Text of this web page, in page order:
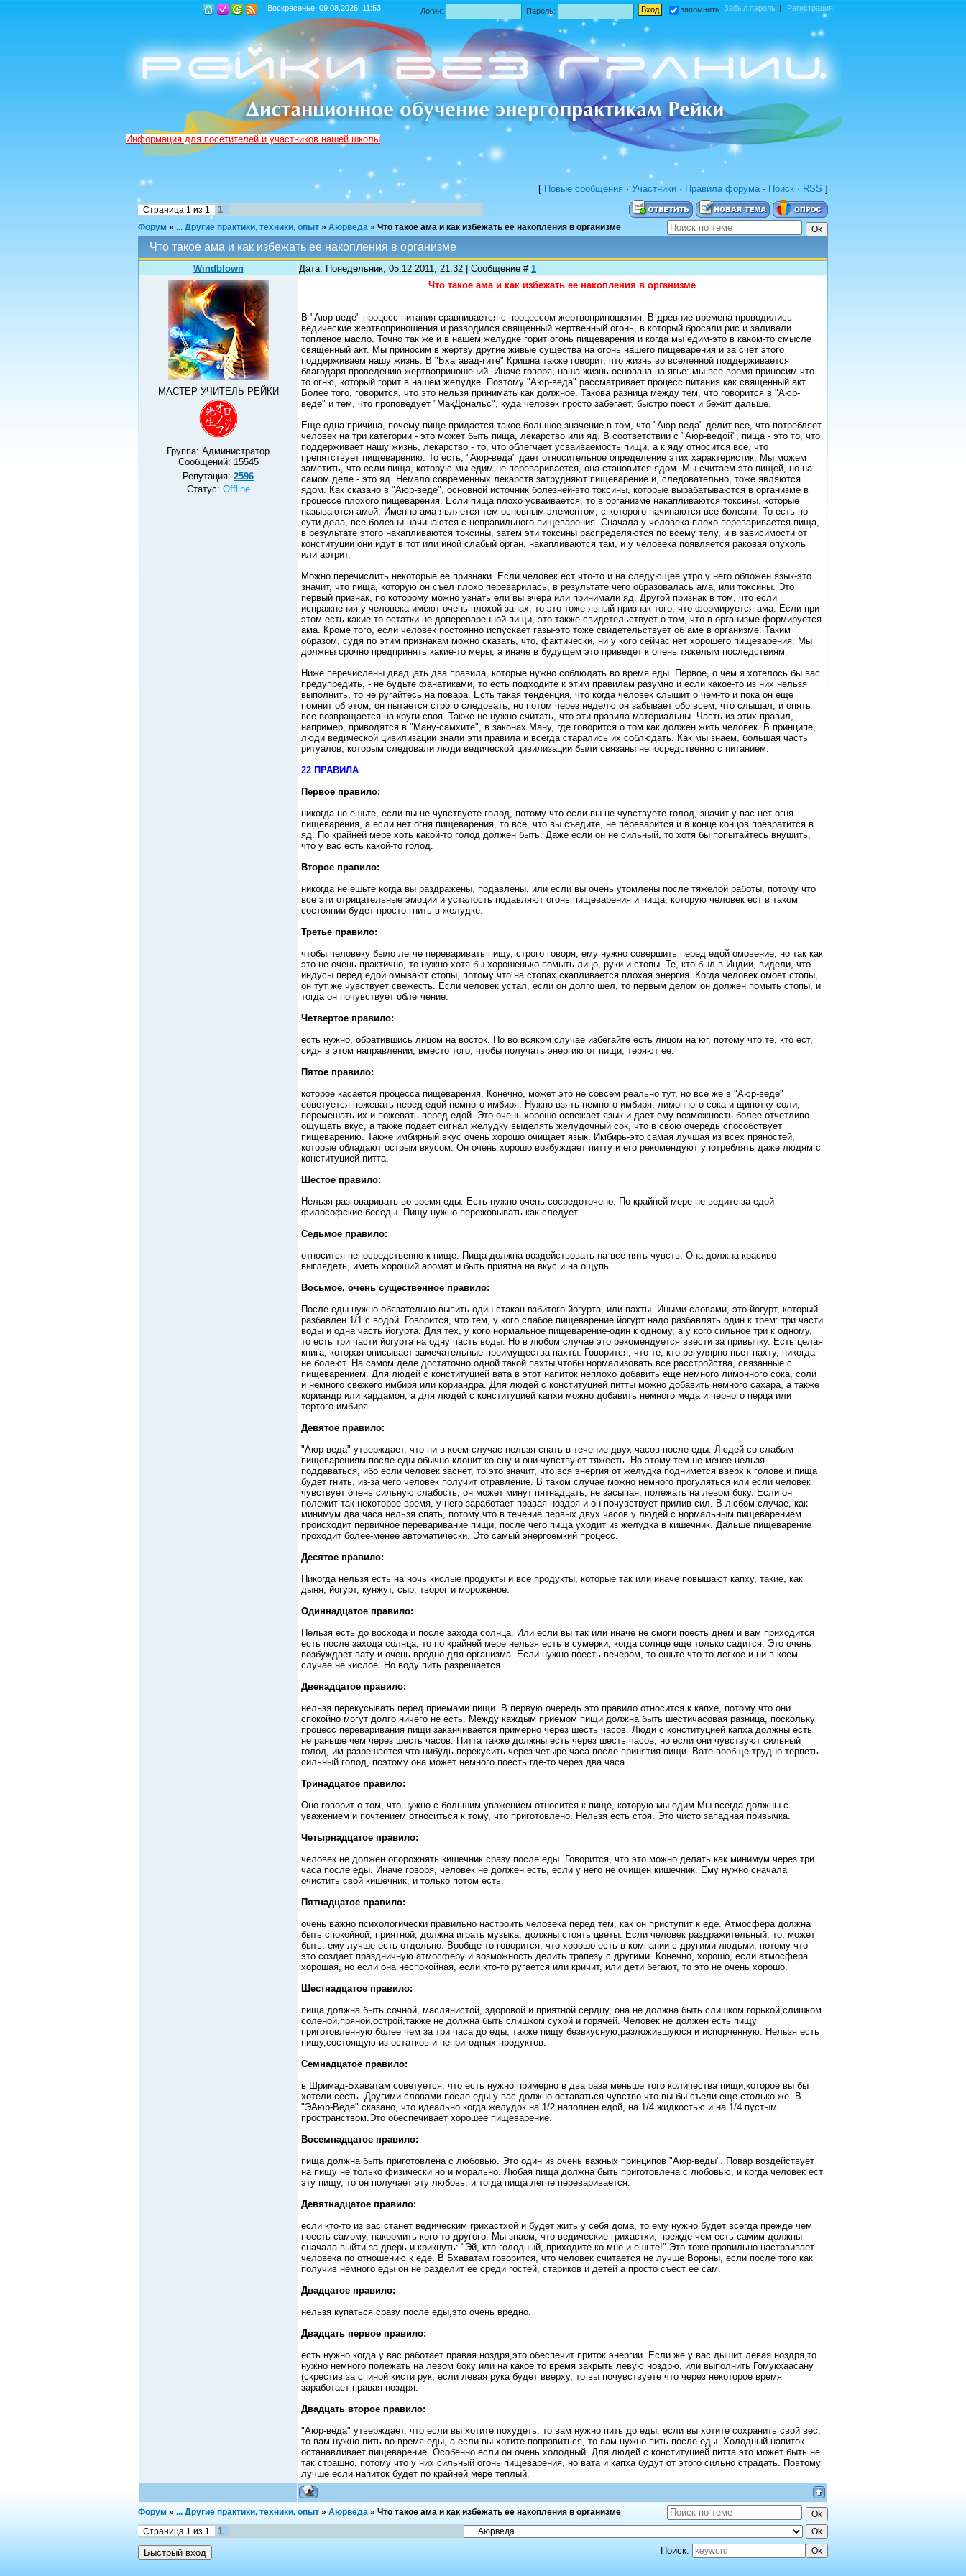
Воскресенье, 09.08.2026, 11:53 Логин: Пароль: запомнить Забыл пароль | Регистрация
Информация для посетителей и участников нашей школы
[ Новые сообщения · Участники · Правила форума · Поиск · RSS ]
Страница 1 из 1 1
Форум » ... Другие практики, техники, опыт » Аюрведа » Что такое ама и как избежать ее накопления в организме
Что такое ама и как избежать ее накопления в организме
Windblown Дата: Понедельник, 05.12.2011, 21:32 | Сообщение # 1
МАСТЕР-УЧИТЕЛЬ РЕЙКИ
Группа: Администратор
Сообщений: 15545
Репутация: 2596
Статус: Offline
Что такое ама и как избежать ее накопления в организме
В "Аюр-веде" процесс питания сравнивается с процессом жертвоприношения. В древние времена проводились
ведические жертвоприношения и разводился священный жертвенный огонь, в который бросали рис и заливали
топленое масло. Точно так же и в нашем желудке горит огонь пищеварения и когда мы едим-это в каком-то смысле
священный акт. Мы приносим в жертву другие живые существа на огонь нашего пищеварения и за счет этого
поддерживаем нашу жизнь. В "Бхагавад-гите" Кришна также говорит, что жизнь во вселенной поддерживается
благодаря проведению жертвоприношений. Иначе говоря, наша жизнь основана на ягье: мы все время приносим что-
то огню, который горит в нашем желудке. Поэтому "Аюр-веда" рассматривает процесс питания как священный акт.
Более того, говорится, что это нельзя принимать как должное. Такова разница между тем, что говорится в "Аюр-
веде" и тем, что проповедует "МакДональс", куда человек просто забегает, быстро поест и бежит дальше.
Еще одна причина, почему пище придается такое большое значение в том, что "Аюр-веда" делит все, что потребляет
человек на три категории - это может быть пища, лекарство или яд. В соответствии с "Аюр-ведой", пища - это то, что
поддерживает нашу жизнь, лекарство - то, что облегчает усваиваемость пищи, а к яду относится все, что
препятствует пищеварению. То есть, "Аюр-веда" дает относительное определение этих характеристик. Мы можем
заметить, что если пища, которую мы едим не переваривается, она становится ядом. Мы считаем это пищей, но на
самом деле - это яд. Немало современных лекарств затрудняют пищеварение и, следовательно, тоже являются
ядом. Как сказано в "Аюр-веде", основной источник болезней-это токсины, которые вырабатываются в организме в
процессе плохого пищеварения. Если пища плохо усваивается, то в организме накапливаются токсины, которые
называются амой. Именно ама является тем основным элементом, с которого начинаются все болезни. То есть по
сути дела, все болезни начинаются с неправильного пищеварения. Сначала у человека плохо переваривается пища,
в результате этого накапливаются токсины, затем эти токсины распределяются по всему телу, и в зависимости от
конституции они идут в тот или иной слабый орган, накапливаются там, и у человека появляется раковая опухоль
или артрит.
Можно перечислить некоторые ее признаки. Если человек ест что-то и на следующее утро у него обложен язык-это
значит, что пища, которую он съел плохо переварилась, в результате чего образовалась ама, или токсины. Это
первый признак, по которому можно узнать ели вы вчера или принимали яд. Другой признак в том, что если
испражнения у человека имеют очень плохой запах, то это тоже явный признак того, что формируется ама. Если при
этом есть какие-то остатки не допереваренной пищи, это также свидетельствует о том, что в организме формируется
ама. Кроме того, если человек постоянно испускает газы-это тоже свидетельствует об аме в организме. Таким
образом, судя по этим признакам можно сказать, что, фактически, ни у кого сейчас нет хорошего пищеварения. Мы
должны срочно предпринять какие-то меры, а иначе в будущем это приведет к очень тяжелым последствиям.
Ниже перечислены двадцать два правила, которые нужно соблюдать во время еды. Первое, о чем я хотелось бы вас
предупредить, - не будьте фанатиками, то есть подходите к этим правилам разумно и если какое-то из них нельзя
выполнить, то не ругайтесь на повара. Есть такая тенденция, что когда человек слышит о чем-то и пока он еще
помнит об этом, он пытается строго следовать, но потом через неделю он забывает обо всем, что слышал, и опять
все возвращается на круги своя. Также не нужно считать, что эти правила материальны. Часть из этих правил,
например, приводятся в "Ману-самхите", в законах Ману, где говорится о том как должен жить человек. В принципе,
люди ведической цивилизации знали эти правила и всегда старались их соблюдать. Как мы знаем, большая часть
ритуалов, которым следовали люди ведической цивилизации были связаны непосредственно с питанием.
22 ПРАВИЛА
Первое правило:
никогда не ешьте, если вы не чувствуете голод, потому что если вы не чувствуете голод, значит у вас нет огня
пищеварения, а если нет огня пищеварения, то все, что вы съедите, не переварится и в конце концов превратится в
яд. По крайней мере хоть какой-то голод должен быть. Даже если он не сильный, то хотя бы попытайтесь внушить,
что у вас есть какой-то голод.
Второе правило:
никогда не ешьте когда вы раздражены, подавлены, или если вы очень утомлены после тяжелой работы, потому что
все эти отрицательные эмоции и усталость подавляют огонь пищеварения и пища, которую человек ест в таком
состоянии будет просто гнить в желудке.
Третье правило:
чтобы человеку было легче переваривать пищу, строго говоря, ему нужно совершить перед едой омовение, но так как
это не очень практично, то нужно хотя бы хорошенько помыть лицо, руки и стопы. Те, кто был в Индии, видели, что
индусы перед едой омывают стопы, потому что на стопах скапливается плохая энергия. Когда человек омоет стопы,
он тут же чувствует свежесть. Если человек устал, если он долго шел, то первым делом он должен помыть стопы, и
тогда он почувствует облегчение.
Четвертое правило:
есть нужно, обратившись лицом на восток. Но во всяком случае избегайте есть лицом на юг, потому что те, кто ест,
сидя в этом направлении, вместо того, чтобы получать энергию от пищи, теряют ее.
Пятое правило:
которое касается процесса пищеварения. Конечно, может это не совсем реально тут, но все же в "Аюр-веде"
советуется пожевать перед едой немного имбиря. Нужно взять немного имбиря, лимонного сока и щипотку соли,
перемешать их и пожевать перед едой. Это очень хорошо освежает язык и дает ему возможность более отчетливо
ощущать вкус, а также подает сигнал желудку выделять желудочный сок, что в свою очередь способствует
пищеварению. Также имбирный вкус очень хорошо очищает язык. Имбирь-это самая лучшая из всех пряностей,
которые обладают острым вкусом. Он очень хорошо возбуждает питту и его рекомендуют употреблять даже людям с
конституцией питта.
Шестое правило:
Нельзя разговаривать во время еды. Есть нужно очень сосредоточено. По крайней мере не ведите за едой
философские беседы. Пищу нужно пережовывать как следует.
Седьмое правило:
относится непосредственно к пище. Пища должна воздействовать на все пять чувств. Она должна красиво
выглядеть, иметь хороший аромат и быть приятна на вкус и на ощупь.
Восьмое, очень существенное правило:
После еды нужно обязательно выпить один стакан взбитого йогурта, или пахты. Иными словами, это йогурт, который
разбавлен 1/1 с водой. Говорится, что тем, у кого слабое пищеварение йогурт надо разбавлять один к трем: три части
воды и одна часть йогурта. Для тех, у кого нормальное пищеварение-один к одному, а у кого сильное три к одному,
то есть три части йогурта на одну часть воды. Но в любом случае это рекомендуется ввести за привычку. Есть целая
книга, которая описывает замечательные преимущества пахты. Говорится, что те, кто регулярно пьет пахту, никогда
не болеют. На самом деле достаточно одной такой пахты,чтобы нормализовать все расстройства, связанные с
пищеварением. Для людей с конституцией вата в этот напиток неплохо добавить еще немного лимонного сока, соли
и немного свежего имбиря или кориандра. Для людей с конституцией питты можно добавить немного сахара, а также
кориандр или кардамон, а для людей с конституцией капхи можно добавить немного меда и черного перца или
тертого имбиря.
Девятое правило:
"Аюр-веда" утверждает, что ни в коем случае нельзя спать в течение двух часов после еды. Людей со слабым
пищеварениям после еды обычно клонит ко сну и они чувствуют тяжесть. Но этому тем не менее нельзя
поддаваться, ибо если человек заснет, то это значит, что вся энергия от желудка поднимется вверх к голове и пища
будет гнить, из-за чего человек получит отравление. В таком случае можно немного прогуляться или если человек
чувствует очень сильную слабость, он может минут пятнадцать, не засыпая, полежать на левом боку. Если он
полежит так некоторое время, у него заработает правая ноздря и он почувствует прилив сил. В любом случае, как
минимум два часа нельзя спать, потому что в течение первых двух часов у людей с нормальным пищеварением
происходит первичное переваривание пищи, после чего пища уходит из желудка в кишечник. Дальше пищеварение
проходит более-менее автоматически. Это самый энергоемкий процесс.
Десятое правило:
Никогда нельзя есть на ночь кислые продукты и все продукты, которые так или иначе повышают капху, такие, как
дыня, йогурт, кунжут, сыр, творог и мороженое.
Одиннадцатое правило:
Нельзя есть до восхода и после захода солнца. Или если вы так или иначе не смоги поесть днем и вам приходится
есть после захода солнца, то по крайней мере нельзя есть в сумерки, когда солнце еще только садится. Это очень
возбуждает вату и очень вредно для организма. Если нужно поесть вечером, то ешьте что-то легкое и ни в коем
случае не кислое. Но воду пить разрешается.
Двенадцатое правило:
нельзя перекусывать перед приемами пищи. В первую очередь это правило относится к капхе, потому что они
спокойно могут долго ничего не есть. Между каждым приемом пищи должна быть шестичасовая разница, поскольку
процесс переваривания пищи заканчивается примерно через шесть часов. Люди с конституцией капха должны есть
не раньше чем через шесть часов. Питта также должны есть через шесть часов, но если они чувствуют сильный
голод, им разрешается что-нибудь перекусить через четыре часа после принятия пищи. Вате вообще трудно терпеть
сильный голод, поэтому она может немного поесть где-то через два часа.
Тринадцатое правило:
Оно говорит о том, что нужно с большим уважением относится к пище, которую мы едим.Мы всегда должны с
уважением и почтением относиться к тому, что приготовлено. Нельзя есть стоя. Это чисто западная привычка.
Четырнадцатое правило:
человек не должен опорожнять кишечник сразу после еды. Говорится, что это можно делать как минимум через три
часа после еды. Иначе говоря, человек не должен есть, если у него не очищен кишечник. Ему нужно сначала
очистить свой кишечник, и только потом есть.
Пятнадцатое правило:
очень важно психологически правильно настроить человека перед тем, как он приступит к еде. Атмосфера должна
быть спокойной, приятной, должна играть музыка, должны стоять цветы. Если человек раздражительный, то, может
быть, ему лучше есть отдельно. Вообще-то говорится, что хорошо есть в компании с другими людьми, потому что
это создает праздничную атмосферу и возможность делить трапезу с другими. Конечно, хорошо, если атмосфера
хорошая, но если она неспокойная, если кто-то ругается или кричит, или дети бегают, то это не очень хорошо.
Шестнадцатое правило:
пища должна быть сочной, маслянистой, здоровой и приятной сердцу, она не должна быть слишком горькой,слишком
соленой,пряной,острой,также не должна быть слишком сухой и горячей. Человек не должен есть пищу
приготовленную более чем за три часа до еды, также пищу безвкусную,разложившуюся и испорченную. Нельзя есть
пищу,состоящую из остатков и непригодных продуктов.
Семнадцатое правило:
в Шримад-Бхаватам советуется, что есть нужно примерно в два раза меньше того количества пищи,которое вы бы
хотели сесть. Другими словами после еды у вас должно оставаться чувство что вы бы съели еще столько же. В
"ЭАюр-Веде" сказано, что идеально когда желудок на 1/2 наполнен едой, на 1/4 жидкостью и на 1/4 пустым
пространством.Это обеспечивает хорошее пищеварение.
Восемнадцатое правило:
пища должна быть приготовлена с любовью. Это один из очень важных принципов "Аюр-веды". Повар воздействует
на пищу не только физически но и морально. Любая пища должна быть приготовлена с любовью, и когда человек ест
эту пищу, то он получает эту любовь, и тогда пища легче переваривается.
Девятнадцатое правило:
если кто-то из вас станет ведическим грихастхой и будет жить у себя дома, то ему нужно будет всегда прежде чем
поесть самому, накормить кого-то другого. Мы знаем, что ведические грихастхи, прежде чем есть самим должны
сначала выйти за дверь и крикнуть: "Эй, кто голодный, приходите ко мне и ешьте!" Это тоже правильно настраивает
человека по отношению к еде. В Бхаватам говорится, что человек считается не лучше Вороны, если после того как
получив немного еды он не разделит ее среди гостей, стариков и детей а просто съест ее сам.
Двадцатое правило:
нельзя купаться сразу после еды,это очень вредно.
Двадцать первое правило:
есть нужно когда у вас работает правая ноздря,это обеспечит приток энергии. Если же у вас дышит левая ноздря,то
нужно немного полежать на левом боку или на какое то время закрыть левую ноздрю, или выполнить Гомукхаасану
(скрестив за спиной кисти рук, если левая рука будет вверху, то вы почувствуете что через некоторое время
заработает правая ноздря.
Двадцать второе правило:
"Аюр-веда" утверждает, что если вы хотите похудеть, то вам нужно пить до еды, если вы хотите сохранить свой вес,
то вам нужно пить во время еды, а если вы хотите поправиться, то вам нужно пить после еды. Холодный напиток
останавливает пищеварение. Особенно если он очень холодный. Для людей с конституцией питта это может быть не
так страшно, потому что у них сильный огонь пищеварения, но вата и капха будут от этого сильно страдать. Поэтому
лучше если напиток будет по крайней мере теплый.
Форум » ... Другие практики, техники, опыт » Аюрведа » Что такое ама и как избежать ее накопления в организме
Страница 1 из 1
1
Поиск: